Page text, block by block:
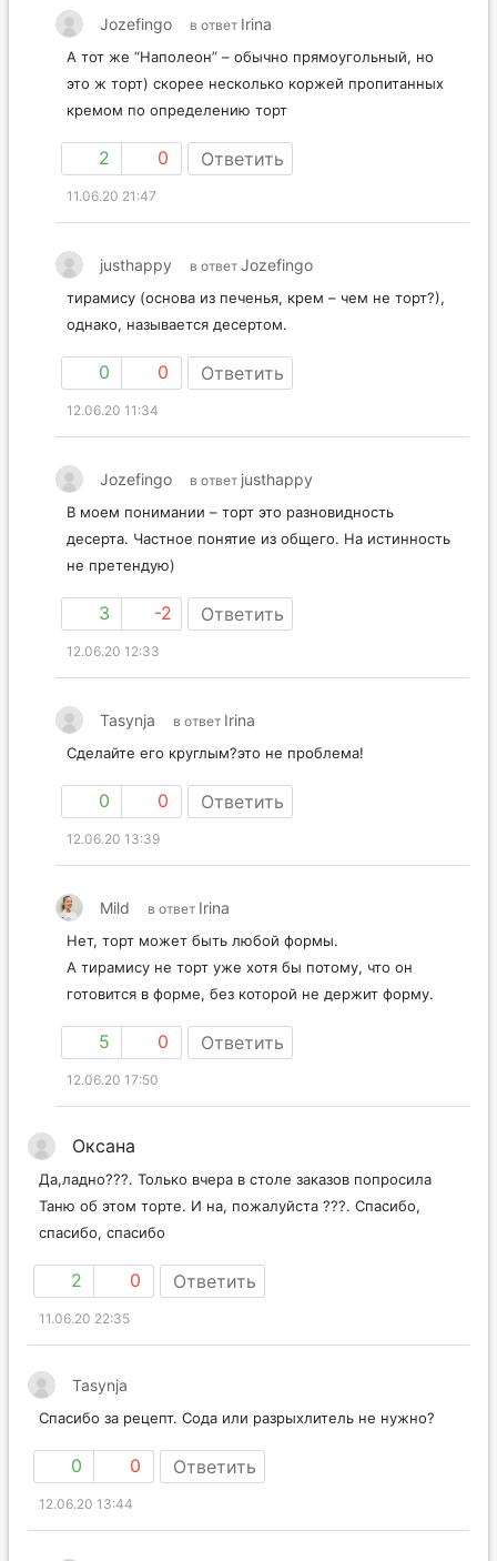
Jozefingo в ответ Irina
А тот же “Наполеон” – обычно прямоугольный, но
это ж торт) скорее несколько коржей пропитанных
кремом по определению торт
2 0 Ответить
11.06.20 21:47
justhappy в ответ Jozefingo
тирамису (основа из печенья, крем – чем не торт?),
однако, называется десертом.
0 0 Ответить
12.06.20 11:34
Jozefingo в ответ justhappy
В моем понимании – торт это разновидность
десерта. Частное понятие из общего. На истинность
не претендую)
3 -2 Ответить
12.06.20 12:33
Tasynja в ответ Irina
Сделайте его круглым?это не проблема!
0 0 Ответить
12.06.20 13:39
Mild в ответ Irina
Нет, торт может быть любой формы.
А тирамису не торт уже хотя бы потому, что он
готовится в форме, без которой не держит форму.
5 0 Ответить
12.06.20 17:50
Оксана
Да,ладно???. Только вчера в столе заказов попросила
Таню об этом торте. И на, пожалуйста ???. Спасибо,
спасибо, спасибо
2 0 Ответить
11.06.20 22:35
Tasynja
Спасибо за рецепт. Сода или разрыхлитель не нужно?
0 0 Ответить
12.06.20 13:44